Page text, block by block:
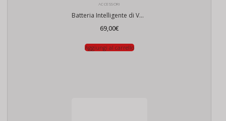
ACCESSORI
Batteria Intelligente di Volo DJI Flip
69,00€
Aggiungi al carrello